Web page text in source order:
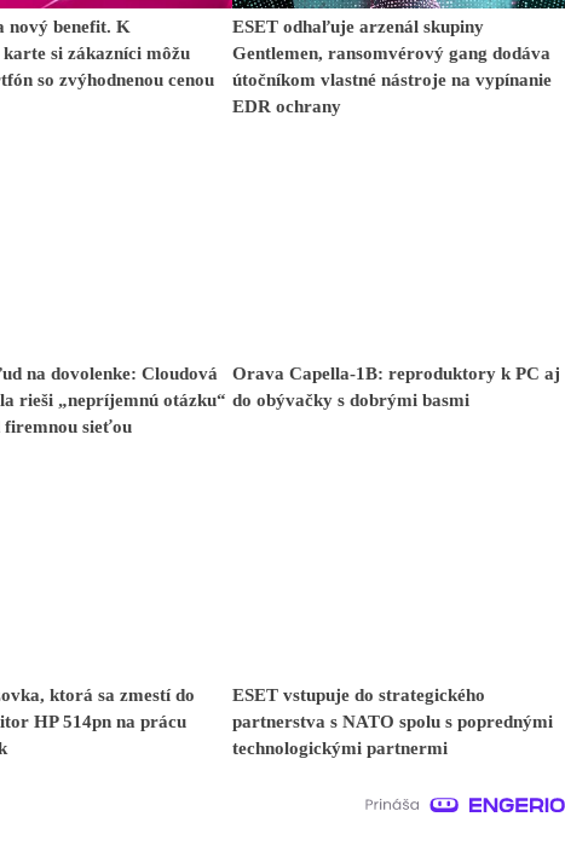
nový benefit. K
si zákazníci môžu
so zvýhodnenou cenou
ESET odhaľuje arzenál skupiny
Gentlemen, ransomvérový gang dodáva
útočníkom vlastné nástroje na vypínanie
EDR ochrany
na dovolenke: Cloudová
rieši „nepríjemnú otázku“
firemnou sieťou
Orava Capella-1B: reproduktory k PC aj
do obývačky s dobrými basmi
ktorá sa zmestí do
HP 514pn na prácu
ESET vstupuje do strategického
partnerstva s NATO spolu s poprednými
technologickými partnermi